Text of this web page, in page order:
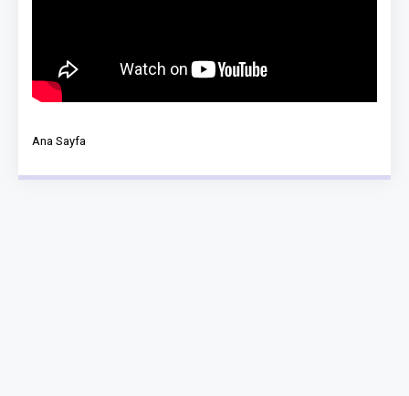
Ana Sayfa